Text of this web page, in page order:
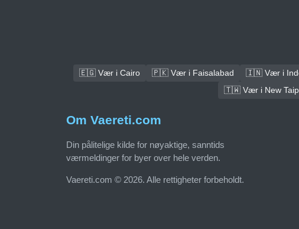
🇪🇬 Vær i Cairo 🇵🇰 Vær i Faisalabad 🇮🇳 Vær i
🇹🇼 Vær i New
Om Vaereti.com
Din pålitelige kilde for nøyaktige, sanntids
værmeldinger for byer over hele verden.
Vaereti.com © 2026. Alle rettigheter forbeholdt.